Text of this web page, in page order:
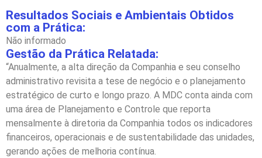
Resultados Sociais e Ambientais Obtidos
com a Prática:
Não informado
Gestão da Prática Relatada:
“Anualmente, a alta direção da Companhia e seu conselho
administrativo revisita a tese de negócio e o planejamento
estratégico de curto e longo prazo. A MDC conta ainda com
uma área de Planejamento e Controle que reporta
mensalmente à diretoria da Companhia todos os indicadores
financeiros, operacionais e de sustentabilidade das unidades,
gerando ações de melhoria contínua.